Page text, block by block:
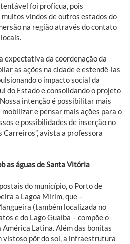
foi profícua, pois
vindos de outros estados do
na região através do contato
expectativa da coordenação da
as ações na cidade e estendê-las
o impacto social da
do Estado e consolidando o projeto
intenção é possibilitar mais
e pensar mais ações para o
e possibilidades de inserção no
avista a professora
as águas de Santa Vitória
do município, o Porto de
a Lagoa Mirim, que –
(também localizada no
e do Lago Guaíba – compõe o
Latina. Além das bonitas
vistoso pôr do sol, a infraestrutura